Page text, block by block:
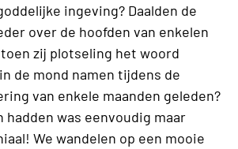
ingeving? Daalden de
over de hoofden van enkelen
zij plotseling het woord
de mond namen tijdens de
van enkele maanden geleden?
hadden was eenvoudig maar
We wandelen op een mooie